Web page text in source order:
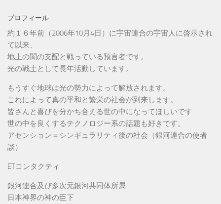
プロフィール
約１６年前（2006年10月4日）に宇宙連合の宇宙人に啓示され
て以来、
地上の闇の支配と戦っている預言者です。
光の戦士として長年活動しています。
もうすぐ地球は光の勢力によって解放されます。
これによって真の平和と繁栄の社会が到来します。
皆さんと喜びを分かち合える世の中になってほしいです
世の中を良くするテクノロジー系の話題も好きです。
アセンション＝シンギュラリティ後の社会（銀河連合の使者
談）
ETコンタクティ
銀河連合及び多次元銀河共同体所属
日本神界の神の臣下